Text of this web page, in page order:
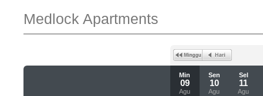
Medlock Apartments
Min
09
Agu
Sen
10
Agu
Sel
11
Agu